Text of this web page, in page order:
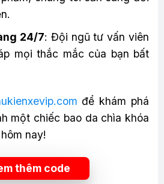
24/7: Đội ngũ tư vấn viên
mọi thắc mắc của bạn bất
để khám phá
một chiếc bao da chìa khóa
nay!
thêm code